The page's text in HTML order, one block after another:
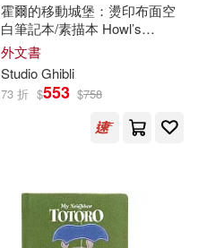
霍爾的移動城堡：燙印布面空
白筆記本/素描本 Howl’s
Moving Castle Sketchbook
外文書
StudioGhibli
73 折 $553 $758